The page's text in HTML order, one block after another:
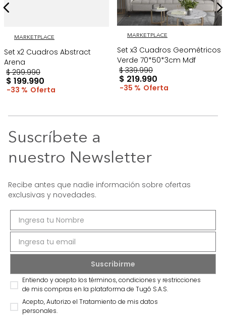
MARKETPLACE
Set x2 Cuadros Abstract
Arena
$ 299.990
$ 199.990
33 %
MARKETPLACE
Set x3 Cuadros Geométricos
Verde 70*50*3cm Mdf
$ 339.990
$ 219.990
35 %
Suscríbete a
nuestro Newsletter
Recibe antes que nadie información sobre ofertas
exclusivas y novedades.
Entiendo y acepto los términos, condiciones y restricciones
de mis compras en la plataforma de Tugó S.A.S.
Acepto, Autorizo el Tratamiento de mis datos
personales.